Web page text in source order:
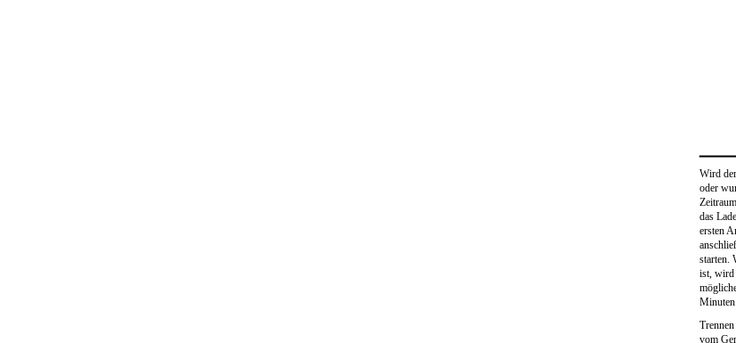
Wird
oder
das
ersten
starten.
ist, wird
Minuten
vom